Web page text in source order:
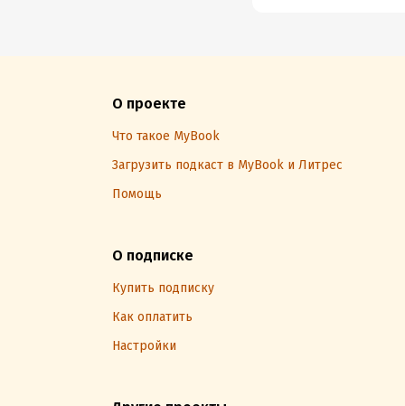
О проекте
Что такое MyBook
Загрузить подкаст в MyBook и Литрес
Помощь
О подписке
Купить подписку
Как оплатить
Настройки